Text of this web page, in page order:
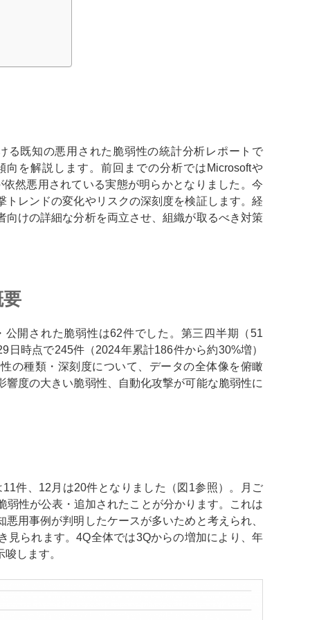
る既知の悪用された脆弱性の統計分析レポートで
を解説します。前回までの分析ではMicrosoftや
然悪用されている実態が明らかとなりました。今
レンドの変化やリスクの深刻度を検証します。経
けの詳細な分析を両立させ、組織が取るべき対策
開された脆弱性は62件でした。第三四半期（51
時点で245件（2024年累計186件から約30%増）
の種類・深刻度について、データの全体像を俯瞰
度の大きい脆弱性、自動化攻撃が可能な脆弱性に
件、12月は20件となりました（図1参照）。月ご
弱性が公表・追加されたことが分かります。これは
用事例が判明したケースが多いためと考えられ、
見られます。4Q全体では3Qからの増加により、年
します。